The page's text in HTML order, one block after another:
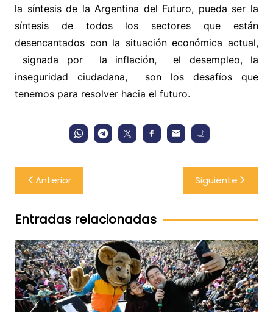
la síntesis de la Argentina del Futuro, pueda ser la
síntesis de todos los sectores que están
desencantados con la situación económica actual,
signada por la inflación, el desempleo, la
inseguridad ciudadana, son los desafíos que
tenemos para resolver hacia el futuro.
Navegación
de
entradas
Anterior Siguiente
Entradas relacionadas